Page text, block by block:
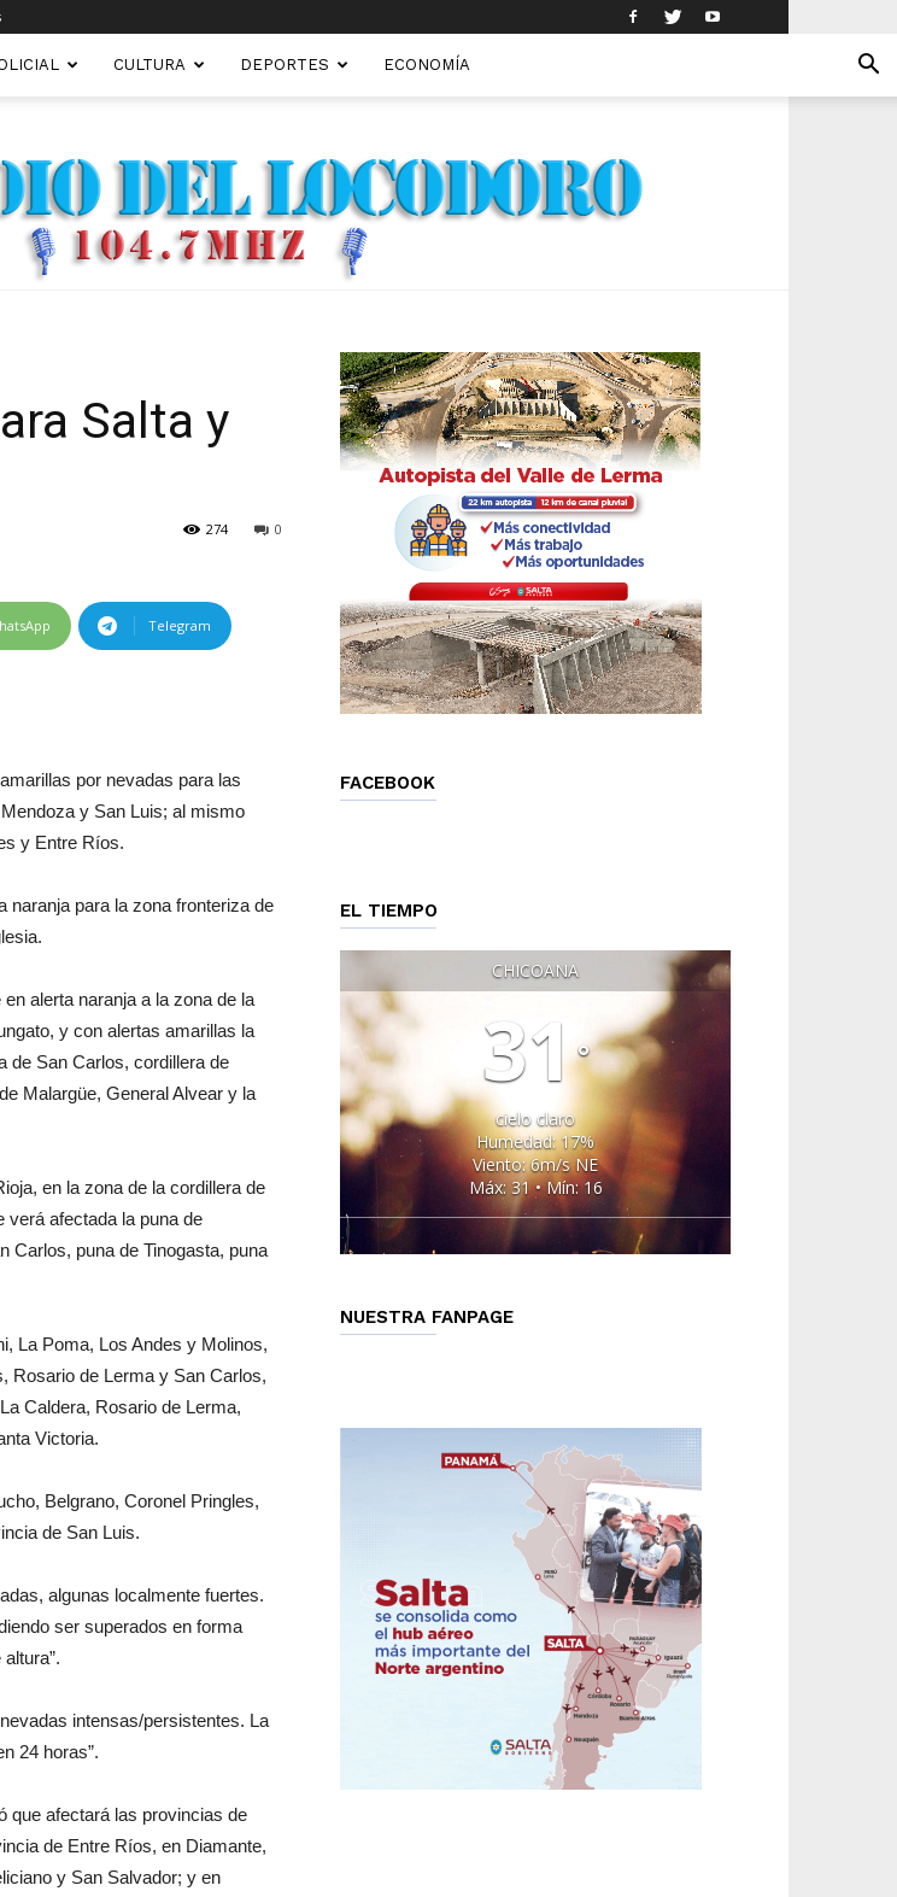
CULTURA DEPORTES ECONOMÍA
Salta y
0
274
Telegram
por nevadas para las
y San Luis; al mismo
y Entre Ríos.
naranja para la zona fronteriza de
alerta naranja a la zona de la
y con alertas amarillas la
de San Carlos, cordillera de
Malargüe, General Alvear y la
en la zona de la cordillera de
verá afectada la puna de
Carlos, puna de Tinogasta, puna
La Poma, Los Andes y Molinos,
Rosario de Lerma y San Carlos,
Caldera, Rosario de Lerma,
Victoria.
Belgrano, Coronel Pringles,
de San Luis.
algunas localmente fuertes.
ser superados en forma
intensas/persistentes. La
24 horas”.
que afectará las provincias de
de Entre Ríos, en Diamante,
y San Salvador; y en
FACEBOOK
EL TIEMPO
CHICOANA
31°
cielo claro
Humedad: 17%
Viento: 6m/s NE
Máx: 31 • Mín: 16
NUESTRA FANPAGE